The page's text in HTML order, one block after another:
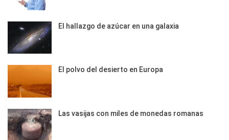
El hallazgo de azúcar en una galaxia
El polvo del desierto en Europa
Las vasijas con miles de monedas romanas